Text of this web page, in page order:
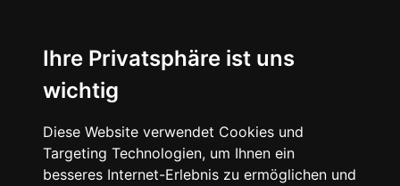
Ihre Privatsphäre ist uns
wichtig
Diese Website verwendet Cookies und
Targeting Technologien, um Ihnen ein
besseres Internet-Erlebnis zu ermöglichen und